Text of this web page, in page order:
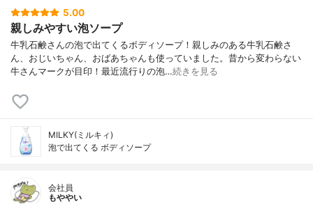
5.00
親しみやすい泡ソープ
牛乳石鹸さんの泡で出てくるボディソープ！親しみのある牛乳石鹸さ
ん、おじいちゃん、おばあちゃんも使っていました。昔から変わらない
牛さんマークが目印！最近流行りの泡…続きを見る
MILKY(ミルキィ)
泡で出てくる ボディソープ
会社員
もややい